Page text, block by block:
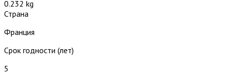
0.232 kg
Страна
Франция
Срок годности (лет)
5